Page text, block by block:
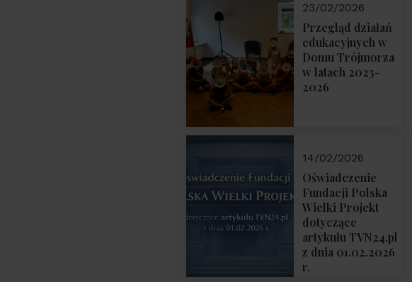
Rozmawiają red.
Grzegorz Górny i
prof. Michał
Łuczewski
23/02/2026
Przegląd działań
edukacyjnych w
Domu Trójmorza
w latach 2023-
2026
14/02/2026
Oświadczenie
Fundacji Polska
Wielki Projekt
dotyczące
artykułu TVN24.pl
z dnia 01.02.2026
r.